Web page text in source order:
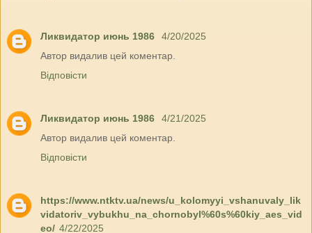
Ликвидатор июнь 1986
4/20/2025
Автор видалив цей коментар.
Відповісти
Ликвидатор июнь 1986
4/21/2025
Автор видалив цей коментар.
Відповісти
https://www.ntktv.ua/news/u_kolomyyi_vshanuvaly_lik
vidatoriv_vybukhu_na_chornobyl%60s%60kiy_aes_vid
eo/ 4/22/2025